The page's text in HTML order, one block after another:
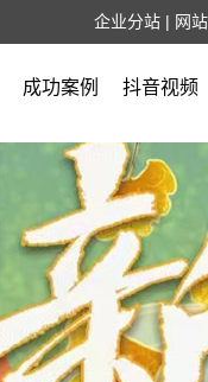
企业分站 | 网
成功案例 抖音视频